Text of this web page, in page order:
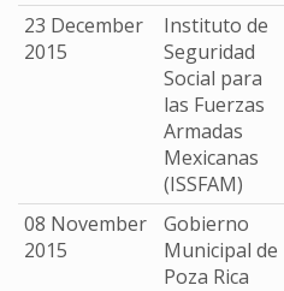
23 December
2015
Instituto de
Seguridad
Social para
las Fuerzas
Armadas
Mexicanas
(ISSFAM)
08 November
2015
Gobierno
Municipal de
Poza Rica